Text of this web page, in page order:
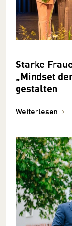
Starke
„Mindset
gestalten
Weiterlesen